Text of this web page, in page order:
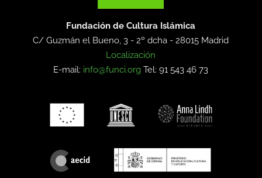
Fundación de Cultura Islámica
C/ Guzmán el Bueno, 3 - 2º dcha -28015 Madrid
Localización
E-mail: info@funci.org Tel: 91 543 46 73